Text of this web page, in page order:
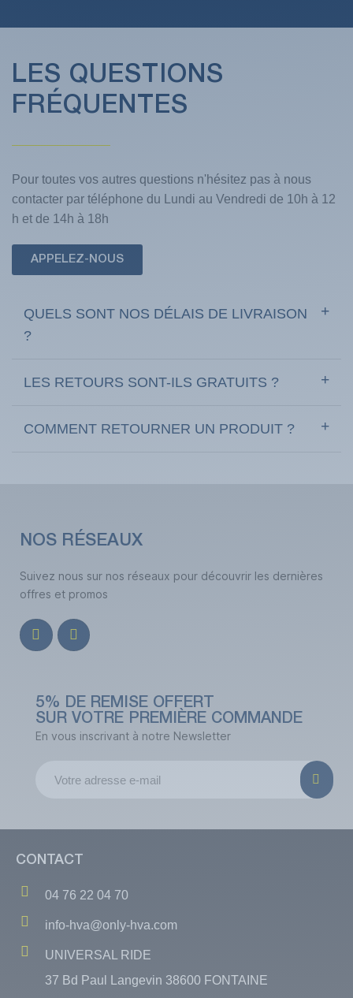
LES QUESTIONS
FRÉQUENTES
Pour toutes vos autres questions n'hésitez pas à nous
contacter par téléphone du Lundi au Vendredi de 10h à 12
h et de 14h à 18h
APPELEZ-NOUS
QUELS SONT NOS DÉLAIS DE LIVRAISON
?
LES RETOURS SONT-ILS GRATUITS ?
COMMENT RETOURNER UN PRODUIT ?
NOS RÉSEAUX
Suivez nous sur nos réseaux pour découvrir les dernières
offres et promos
5% DE REMISE OFFERT
SUR VOTRE PREMIÈRE COMMANDE
En vous inscrivant à notre Newsletter
CONTACT
04 76 22 04 70
info-hva@only-hva.com
UNIVERSAL RIDE
37 Bd Paul Langevin 38600 FONTAINE